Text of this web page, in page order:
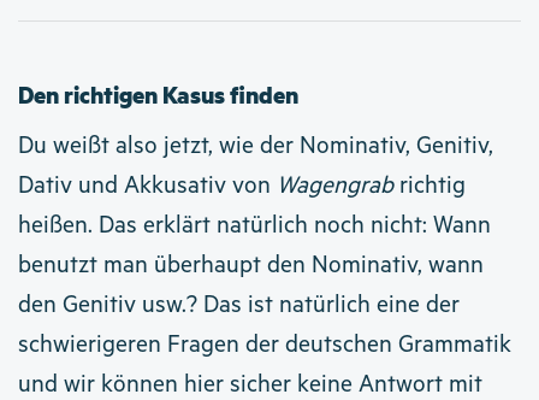
Den richtigen Kasus finden
Du weißt also jetzt, wie der Nominativ, Genitiv,
Dativ und Akkusativ von Wagengrabrichtig
heißen. Das erklärt natürlich noch nicht: Wann
benutzt man überhaupt den Nominativ, wann
den Genitiv usw.? Das ist natürlich eine der
schwierigeren Fragen der deutschen Grammatik
und wir können hier sicher keine Antwort mit